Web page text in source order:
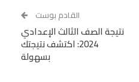
VK
Viber
القادم بوست
نتيجة الصف الثالث الإعدادي
2024: اكتشف نتيجتك
بسهولة